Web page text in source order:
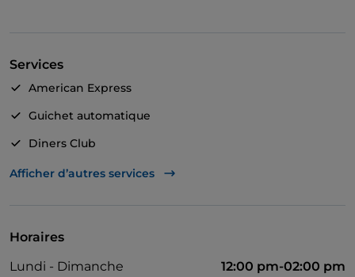
Services
American Express
Guichet automatique
Diners Club
Mastercard
Afficher d’autres services
Horaires
Lundi - Dimanche
12:00 pm-02:00 pm